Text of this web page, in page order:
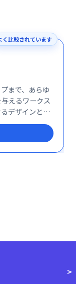
く比較されています
まで、あらゆ
えるワークス
デザインと充
ネスの成長を
に集中でき